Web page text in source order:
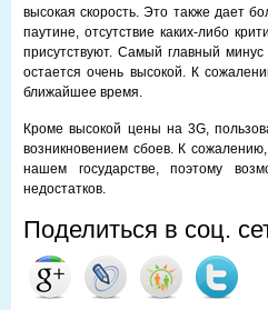
высокая скорость. Это также дает
паутине, отсутствие каких-либо
присутствуют. Самый главный
остается очень высокой. К
ближайшее время.
Кроме высокой цены на 3G,
возникновением сбоев. К
нашем государстве, поэтому
недостатков.
Поделиться в соц.